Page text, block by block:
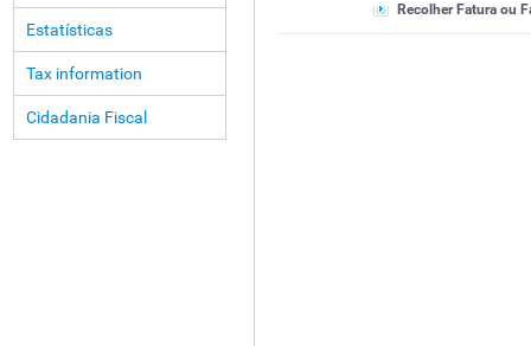
Estatísticas
Tax information
Cidadania Fiscal
Recolher Fatura ou